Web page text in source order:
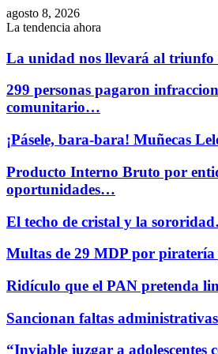
agosto 8, 2026
La tendencia ahora
La unidad nos llevará al
299 personas pagaron
comunitario…
¡Pásele, bara-bara! Muñecas
Producto Interno Bruto por
oportunidades…
El techo de cristal y la
Multas de 29 MDP por
Ridículo que el PAN pretenda
Sancionan faltas
“Inviable juzgar a adolescentes